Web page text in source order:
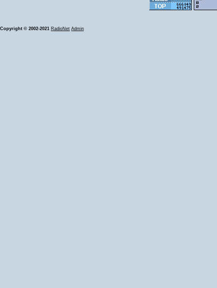
Copyright © 2002-2021 RadioNet Admin